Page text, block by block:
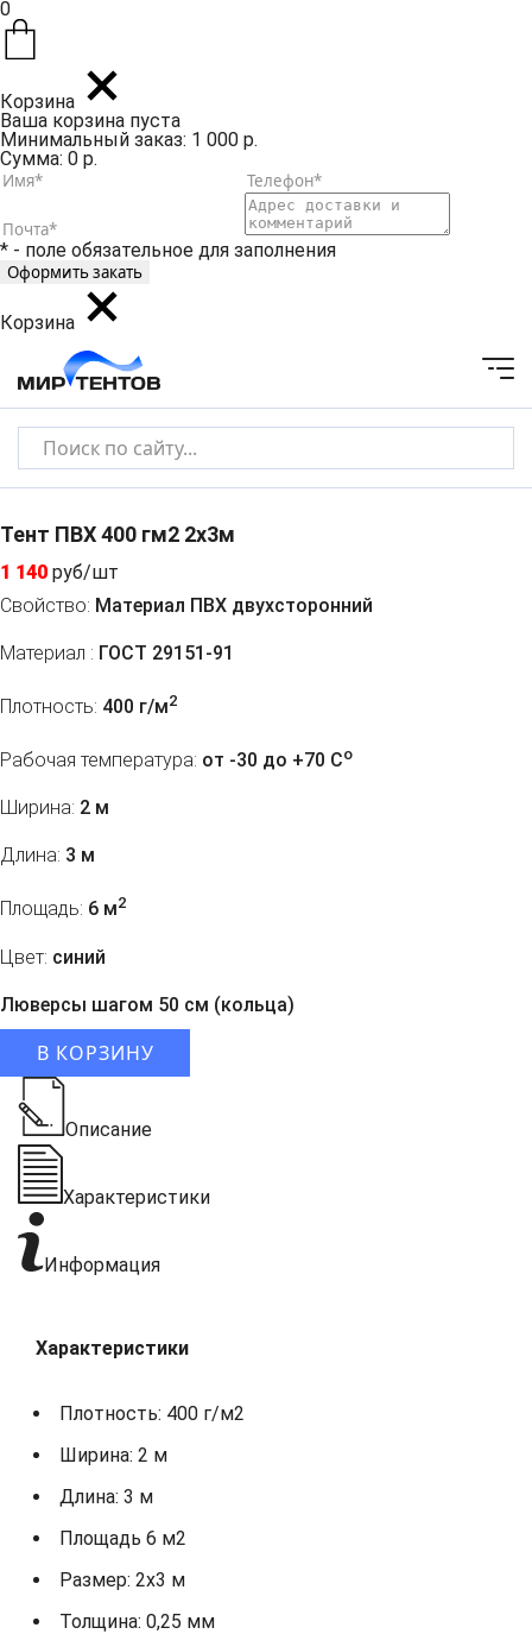
0
Корзина
Ваша корзина пуста
Минимальный заказ: 1 000 р.
Сумма: 0 р.
* - поле обязательное для заполнения
Корзина
Тент ПВХ 400 гм2 2x3м
1 140 руб/шт
Свойство: Материал ПВХ двухсторонний
Материал : ГОСТ 29151-91
Плотность: 400 г/м2
Рабочая температура: от -30 до +70 Co
Ширина: 2 м
Длина: 3 м
Площадь: 6 м2
Цвет: синий
Люверсы шагом 50 см (кольца)
В КОРЗИНУ
Описание
Характеристики
Информация
Характеристики
Плотность: 400 г/м2
Ширина: 2 м
Длина: 3 м
Площадь 6 м2
Размер: 2х3 м
Толщина: 0,25 мм